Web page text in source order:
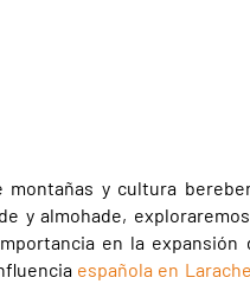
montañas y cultura
y almohade,
en la expansión
española en Larache